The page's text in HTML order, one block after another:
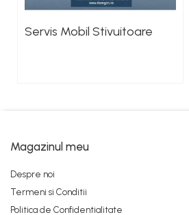
Sistem Hidraulic
Distribuitoare Hidraulice
Radiatoare Racire
Ventilatoare Răcire
Intretinere Balkancar
Servis Mobil Stivuitoare
Magazinul meu
Despre noi
Termeni si Conditii
Politica de Confidentialitate